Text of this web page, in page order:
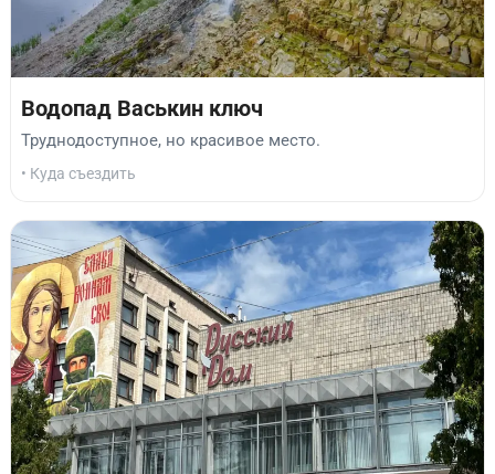
Водопад Васькин ключ
Труднодоступное, но красивое место.
• Куда съездить